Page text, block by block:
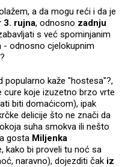
a da mogu reći i da je
3. rujna, odnosno zadnju
s već spominjanim
- odnosno cjelokupnim
popularno kaže "hostesa"?,
cure koje izuzetno brzo vrte
biti domaćicom), ipak
delicije što ne znači da
suha smokva ili nešto
gosta Miljenka
kako bi proveli tu noć sa
naravno), dojezditi čak iz